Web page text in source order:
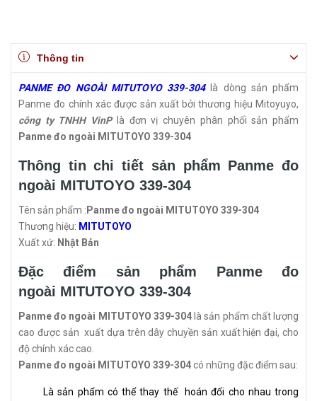
Thông tin
PANME ĐO NGOÀI MITUTOYO 339-304là dòng sản phẩm
Panme đo chính xác được sản xuất bởi thương hiệu Mitoyuyo,
công ty TNHH VinPlà đơn vị chuyên phân phối sản phẩm
Panme đo ngoài MITUTOYO 339-304
Thông tin chi tiết sản phẩm Panme đo
ngoài MITUTOYO 339-304
Tên sản phẩm : Panme đo ngoài MITUTOYO 339-304
Thương hiệu: MITUTOYO
Xuất xứ: Nhật Bản
Đặc điểm sản phẩm Panme đo
ngoài MITUTOYO 339-304
Panme đo ngoài MITUTOYO 339-304là sản phẩm chất lượng
cao được sản xuất dựa trên dây chuyền sản xuất hiện đại, cho
độ chính xác cao.
Panme đo ngoài MITUTOYO 339-304có những đặc điểm sau:
Là sản phẩm có thể thay thế hoán đổi cho nhau trong